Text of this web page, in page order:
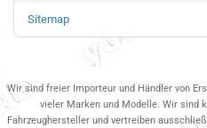
Sitemap
Wir sind freier Importeur und Händler von
vieler Marken und Modelle. Wir sind
Fahrzeughersteller und vertreiben